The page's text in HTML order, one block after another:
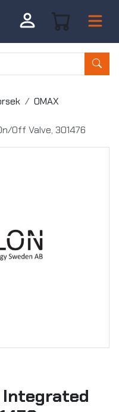
OMAX
Off Valve, 301476
Integrated